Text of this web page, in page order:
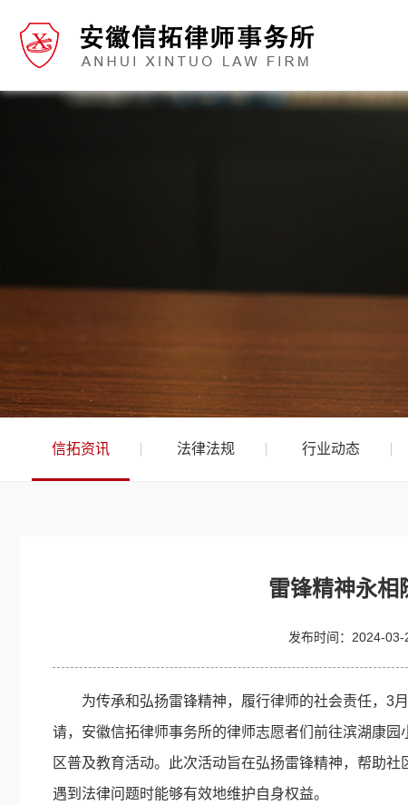
信拓资讯 法律法规 行业动态
雷锋精神永相
发布时间：2024-
为传承和弘扬雷锋精神，履行律师的社会责任，3
请，安徽信拓律师事务所的律师志愿者们前往滨湖康
区普及教育活动。此次活动旨在弘扬雷锋精神，帮助
遇到法律问题时能够有效地维护自身权益。